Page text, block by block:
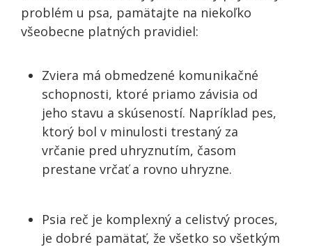
problém u psa, pamätajte na niekoľko
všeobecne platných pravidiel:
Zviera má obmedzené komunikačné
schopnosti, ktoré priamo závisia od
jeho stavu a skúseností. Napríklad pes,
ktorý bol v minulosti trestaný za
vrčanie pred uhryznutím, časom
prestane vrčať a rovno uhryzne.
Psia reč je komplexný a celistvý proces,
je dobré pamätať, že všetko so všetkým